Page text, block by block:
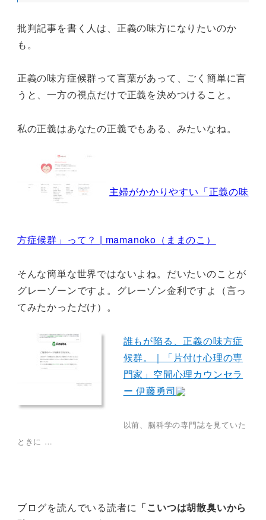
批判記事を書く人は、正義の味方になりたいのか
も。
正義の味方症候群って言葉があって、ごく簡単に言
うと、一方の視点だけで正義を決めつけること。
私の正義はあなたの正義でもある、みたいなね。
主婦がかかりやすい「正義の味
方症候群」って？ | mamanoko（ままのこ）
そんな簡単な世界ではないよね。だいたいのことが
グレーゾーンですよ。グレーゾン金利ですよ（言っ
てみたかっただけ）。
誰もが陥る、正義の味方症
候群。｜「片付け心理の専
門家」空間心理カウンセラ
ー 伊藤勇司
以前、脳科学の専門誌を見ていた
ときに …
ブログを読んでいる読者に 「こいつは胡散臭いから